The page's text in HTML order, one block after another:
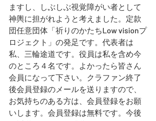
ますし、しぶしぶ視覚障がい者として
神輿に担がれようと考えました。定款
団任意団体「祈りのかたちLow visionプ
ロジェクト」の発足です。代表者は
私、三輪途道です。役員は私を含め今
のところ４名です。よかったら皆さん
会員になって下さい。クラファン終了
後会員登録のメールを送りますので、
お気持ちのある方は、会員登録をお願
いします。会員登録は無料です。今後